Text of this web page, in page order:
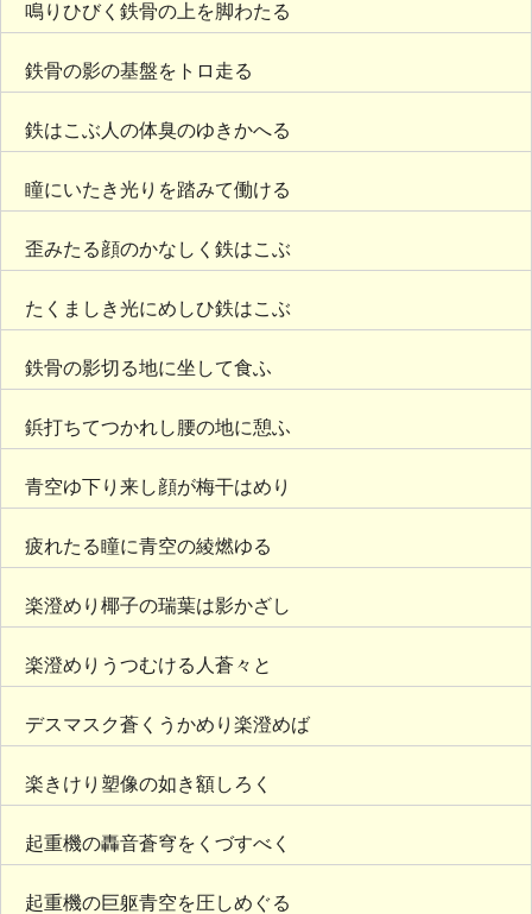
鳴りひびく鉄骨の上を脚わたる
鉄骨の影の基盤をトロ走る
鉄はこぶ人の体臭のゆきかへる
瞳にいたき光りを踏みて働ける
歪みたる顔のかなしく鉄はこぶ
たくましき光にめしひ鉄はこぶ
鉄骨の影切る地に坐して食ふ
鋲打ちてつかれし腰の地に憩ふ
青空ゆ下り来し顔が梅干はめり
疲れたる瞳に青空の綾燃ゆる
楽澄めり椰子の瑞葉は影かざし
楽澄めりうつむける人蒼々と
デスマスク蒼くうかめり楽澄めば
楽きけり塑像の如き額しろく
起重機の轟音蒼穹をくづすべく
起重機の巨躯青空を圧しめぐる